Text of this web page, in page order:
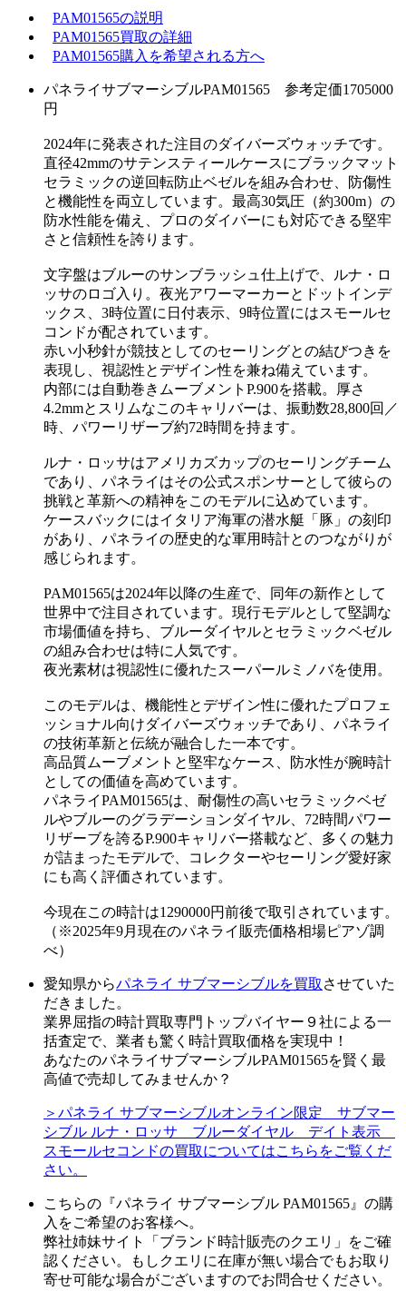
PAM01565の説明
PAM01565買取の詳細
PAM01565購入を希望される方へ
パネライサブマーシブルPAM01565 参考定価1705000
円
2024年に発表された注目のダイバーズウォッチです。
直径42mmのサテンスティールケースにブラックマット
セラミックの逆回転防止ベゼルを組み合わせ、防傷性
と機能性を両立しています。最高30気圧（約300m）の
防水性能を備え、プロのダイバーにも対応できる堅牢
さと信頼性を誇ります。
文字盤はブルーのサンブラッシュ仕上げで、ルナ・ロ
ッサのロゴ入り。夜光アワーマーカーとドットインデ
ックス、3時位置に日付表示、9時位置にはスモールセ
コンドが配されています。
赤い小秒針が競技としてのセーリングとの結びつきを
表現し、視認性とデザイン性を兼ね備えています。
内部には自動巻きムーブメントP.900を搭載。厚さ
4.2mmとスリムなこのキャリバーは、振動数28,800回／
時、パワーリザーブ約72時間を持ます。
ルナ・ロッサはアメリカズカップのセーリングチーム
であり、パネライはその公式スポンサーとして彼らの
挑戦と革新への精神をこのモデルに込めています。
ケースバックにはイタリア海軍の潜水艇「豚」の刻印
があり、パネライの歴史的な軍用時計とのつながりが
感じられます。
PAM01565は2024年以降の生産で、同年の新作として
世界中で注目されています。現行モデルとして堅調な
市場価値を持ち、ブルーダイヤルとセラミックベゼル
の組み合わせは特に人気です。
夜光素材は視認性に優れたスーパールミノバを使用。
このモデルは、機能性とデザイン性に優れたプロフェ
ッショナル向けダイバーズウォッチであり、パネライ
の技術革新と伝統が融合した一本です。
高品質ムーブメントと堅牢なケース、防水性が腕時計
としての価値を高めています。
パネライPAM01565は、耐傷性の高いセラミックベゼ
ルやブルーのグラデーションダイヤル、72時間パワー
リザーブを誇るP.900キャリバー搭載など、多くの魅力
が詰まったモデルで、コレクターやセーリング愛好家
にも高く評価されています。
今現在この時計は1290000円前後で取引されています。
（※2025年9月現在のパネライ販売価格相場ピアゾ調
べ）
愛知県からパネライ サブマーシブルを買取 させていた
だきました。
業界屈指の時計買取専門トップバイヤー９社による一
括査定で、業者も驚く時計買取価格を実現中！
あなたのパネライサブマーシブルPAM01565を賢く最
高値で売却してみませんか？
＞パネライ サブマーシブルオンライン限定 サブマー
シブル ルナ・ロッサ ブルーダイヤル デイト表示
スモールセコンドの買取についてはこちらをご覧くだ
さい。
こちらの『パネライ サブマーシブル PAM01565』の購
入をご希望のお客様へ。
弊社姉妹サイト「ブランド時計販売のクエリ」をご確
認ください。もしクエリに在庫が無い場合でもお取り
寄せ可能な場合がございますのでお問合せください。